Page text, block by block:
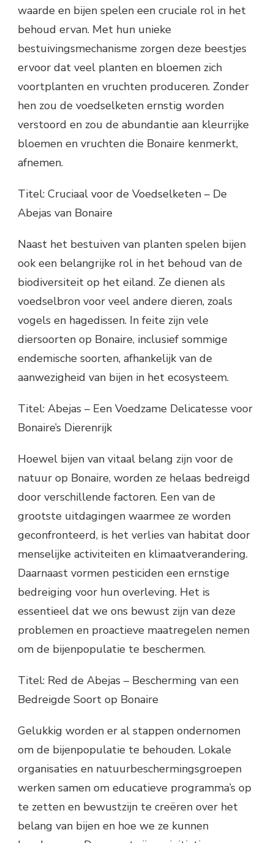
waarde en bijen spelen een cruciale rol in het
behoud ervan. Met hun unieke
bestuivingsmechanisme zorgen deze beestjes
ervoor dat veel planten en bloemen zich
voortplanten en vruchten produceren. Zonder
hen zou de voedselketen ernstig worden
verstoord en zou de abundantie aan kleurrijke
bloemen en vruchten die Bonaire kenmerkt,
afnemen.
Titel: Cruciaal voor de Voedselketen – De
Abejas van Bonaire
Naast het bestuiven van planten spelen bijen
ook een belangrijke rol in het behoud van de
biodiversiteit op het eiland. Ze dienen als
voedselbron voor veel andere dieren, zoals
vogels en hagedissen. In feite zijn vele
diersoorten op Bonaire, inclusief sommige
endemische soorten, afhankelijk van de
aanwezigheid van bijen in het ecosysteem.
Titel: Abejas – Een Voedzame Delicatesse voor
Bonaire’s Dierenrijk
Hoewel bijen van vitaal belang zijn voor de
natuur op Bonaire, worden ze helaas bedreigd
door verschillende factoren. Een van de
grootste uitdagingen waarmee ze worden
geconfronteerd, is het verlies van habitat door
menselijke activiteiten en klimaatverandering.
Daarnaast vormen pesticiden een ernstige
bedreiging voor hun overleving. Het is
essentieel dat we ons bewust zijn van deze
problemen en proactieve maatregelen nemen
om de bijenpopulatie te beschermen.
Titel: Red de Abejas – Bescherming van een
Bedreigde Soort op Bonaire
Gelukkig worden er al stappen ondernomen
om de bijenpopulatie te behouden. Lokale
organisaties en natuurbeschermingsgroepen
werken samen om educatieve programma’s op
te zetten en bewustzijn te creëren over het
belang van bijen en hoe we ze kunnen